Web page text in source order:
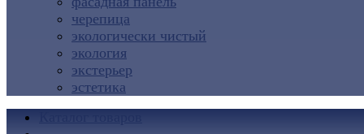
черепица
экологически чистый
экология
экстерьер
эстетика